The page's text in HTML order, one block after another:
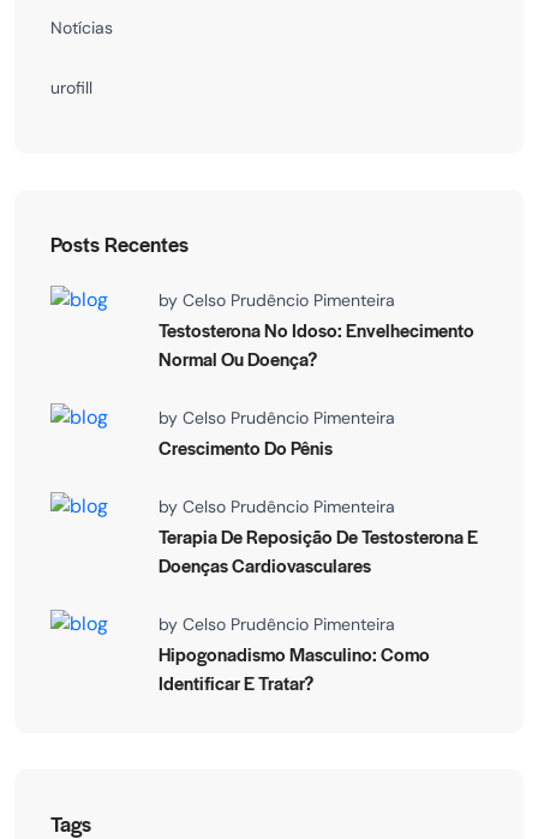
Notícias
urofill
Posts Recentes
by Celso Prudêncio Pimenteira
Testosterona No Idoso: Envelhecimento
Normal Ou Doença?
by Celso Prudêncio Pimenteira
Crescimento Do Pênis
by Celso Prudêncio Pimenteira
Terapia De Reposição De Testosterona E
Doenças Cardiovasculares
by Celso Prudêncio Pimenteira
Hipogonadismo Masculino: Como
Identificar E Tratar?
Tags